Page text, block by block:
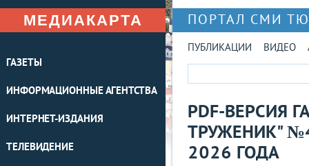
МЕДИАКАРТА
ГАЗЕТЫ
ИНФОРМАЦИОННЫЕ АГЕНТСТВА
ИНТЕРНЕТ-ИЗДАНИЯ
ТЕЛЕВИДЕНИЕ
ПОРТАЛ СМИ
ПУБЛИКАЦИИ ВИДЕО
PDF-ВЕРСИЯ
ТРУЖЕНИК"
2026 ГОДА